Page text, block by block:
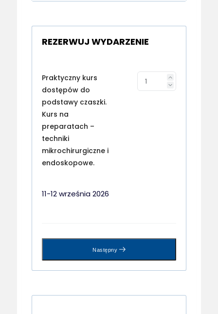
REZERWUJ WYDARZENIE
Praktyczny kurs
dostępów do
podstawy czaszki.
Kurs na
preparatach –
techniki
mikrochirurgiczne i
endoskopowe.
11-12 września 2026
Następny